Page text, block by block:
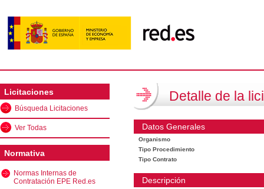
Licitaciones
Búsqueda Licitaciones
Ver Todas
Normativa
Normas Internas de
Contratación EPE Red.es
Detalle de la
Datos Generales
Organismo
Tipo Procedimiento
Tipo Contrato
Descripción